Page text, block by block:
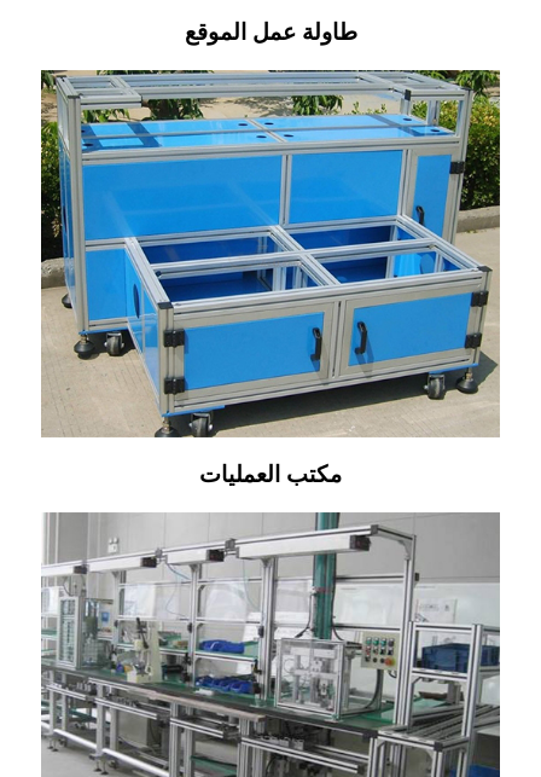
طاولة عمل الموقع
مكتب العمليات